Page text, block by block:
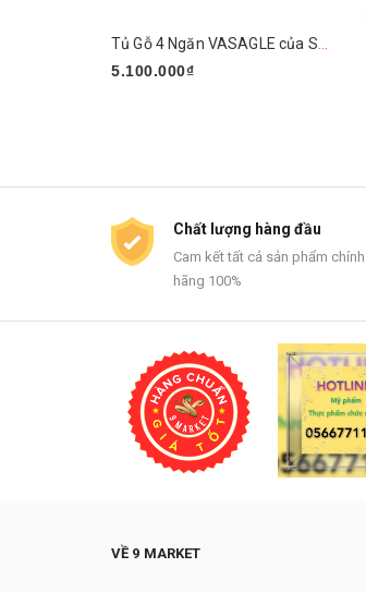
5.100.000₫
Chất lượng hàng đầu
Cam kết tất cả sản phẩm chính
hãng 100%
VỀ 9 MARKET